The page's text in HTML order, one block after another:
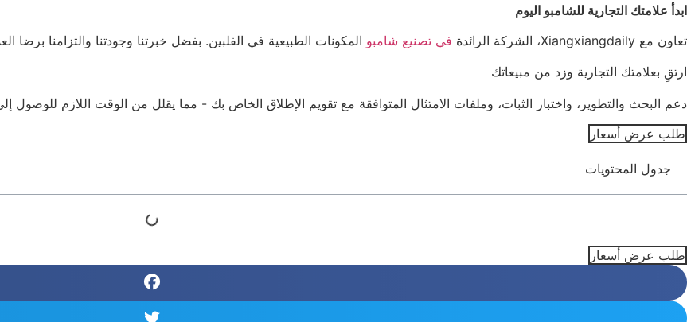
ابدأ علامتك التجارية للشامبو اليوم
تعاون مع Xiangxiangdaily، الشركة الرائدة
في تصنيع شامبو المكونات الطبيعية في الفلبين. بفضل خبرتنا وجودتنا والتزامنا برضا
ارتقِ بعلامتك التجارية وزد من مبيعاتك
دعم البحث والتطوير، واختبار الثبات، وملفات الامتثال المتوافقة مع تقويم الإطلاق الخاص بك - مما يقلل من الوقت اللازم للوصول
طلب عرض أسعار
جدول المحتويات
طلب عرض أسعار